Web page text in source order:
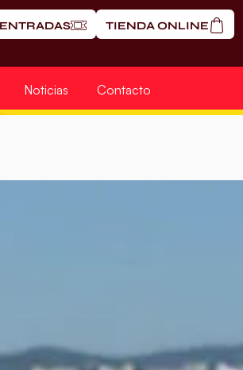
ENTRADAS TIENDA ONLINE
Noticias Contacto